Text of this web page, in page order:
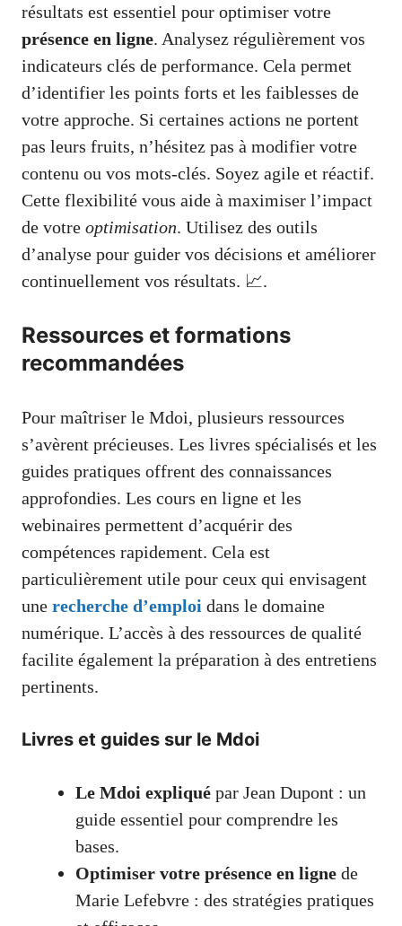
résultats est essentiel pour optimiser votre
présence en ligne. Analysez régulièrement vos
indicateurs clés de performance. Cela permet
d’identifier les points forts et les faiblesses de
votre approche. Si certaines actions ne portent
pas leurs fruits, n’hésitez pas à modifier votre
contenu ou vos mots-clés. Soyez agile et réactif.
Cette flexibilité vous aide à maximiser l’impact
de votre optimisation. Utilisez des outils
d’analyse pour guider vos décisions et améliorer
continuellement vos résultats. 📈.
Ressources et formations
recommandées
Pour maîtriser le Mdoi, plusieurs ressources
s’avèrent précieuses. Les livres spécialisés et les
guides pratiques offrent des connaissances
approfondies. Les cours en ligne et les
webinaires permettent d’acquérir des
compétences rapidement. Cela est
particulièrement utile pour ceux qui envisagent
une recherche d’emploi dans le domaine
numérique. L’accès à des ressources de qualité
facilite également la préparation à des entretiens
pertinents.
Livres et guides sur le Mdoi
Le Mdoi expliqué par Jean Dupont : un
guide essentiel pour comprendre les
bases.
Optimiser votre présence en ligne de
Marie Lefebvre : des stratégies pratiques